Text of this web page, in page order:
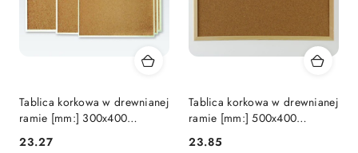
Tablica korkowa w drewnianej
ramie [mm:] 300x400
Cena:
23.27
Tablica korkowa w drewnianej
ramie [mm:] 500x400
Cena:
23.85